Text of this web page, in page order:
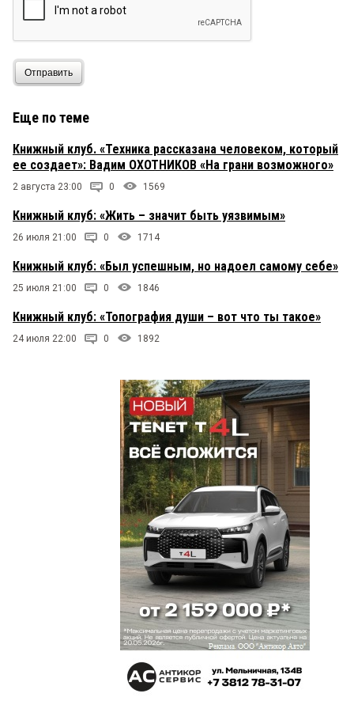
Отправить
Еще по теме
Книжный клуб. «Техника рассказана человеком, который
ее создает»: Вадим ОХОТНИКОВ «На грани возможного»
2 августа 23:00 0 1569
Книжный клуб: «Жить – значит быть уязвимым»
26 июля 21:00 0 1714
Книжный клуб: «Был успешным, но надоел самому себе»
25 июля 21:00 0 1846
Книжный клуб: «Топография души – вот что ты такое»
24 июля 22:00 0 1892